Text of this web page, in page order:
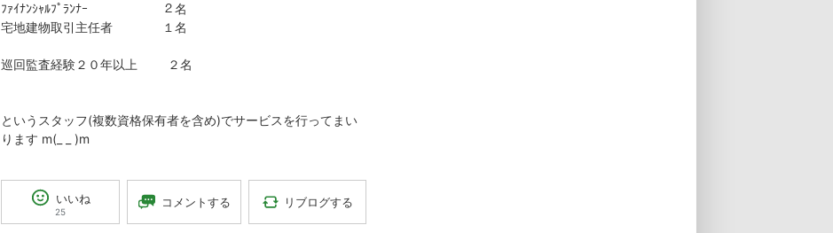
ﾌｧｲﾅﾝｼｬﾙﾌﾟﾗﾝﾅｰ ２名
宅地建物取引主任者 １名
巡回監査経験２０年以上 ２名
というスタッフ(複数資格保有者を含め)でサービスを行ってまい
ります m(_ _ )m
いいね
25
コメントする リブログする